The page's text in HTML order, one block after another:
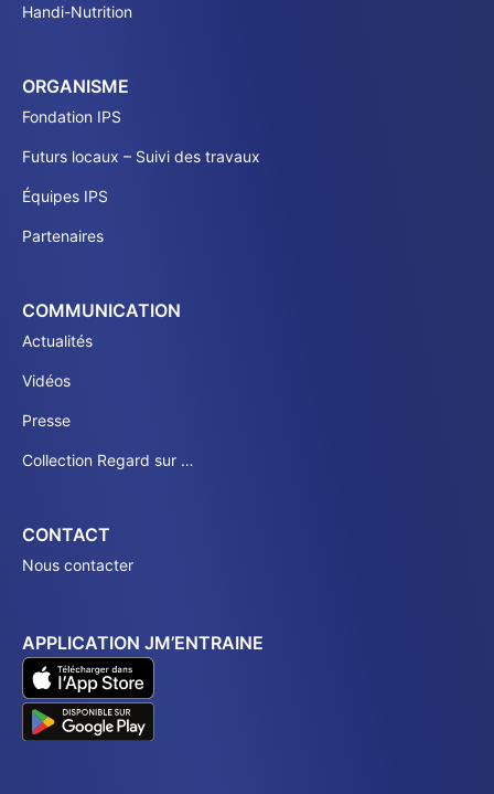
Handi-Nutrition
ORGANISME
Fondation IPS
Futurs locaux – Suivi des travaux
Équipes IPS
Partenaires
COMMUNICATION
Actualités
Vidéos
Presse
Collection Regard sur …
CONTACT
Nous contacter
APPLICATION JM’ENTRAINE